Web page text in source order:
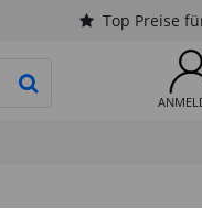
Top Preise
PRODUKTSUCHE